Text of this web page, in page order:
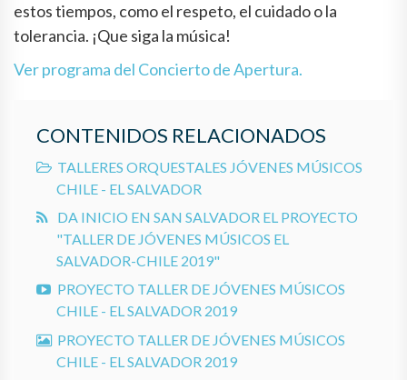
estos tiempos, como el respeto, el cuidado o la
tolerancia. ¡Que siga la música!
Ver programa del Concierto de Apertura.
CONTENIDOS RELACIONADOS
TALLERES ORQUESTALES JÓVENES MÚSICOS
CHILE - EL SALVADOR
DA INICIO EN SAN SALVADOR EL PROYECTO
"TALLER DE JÓVENES MÚSICOS EL
SALVADOR-CHILE 2019"
PROYECTO TALLER DE JÓVENES MÚSICOS
CHILE - EL SALVADOR 2019
PROYECTO TALLER DE JÓVENES MÚSICOS
CHILE - EL SALVADOR 2019